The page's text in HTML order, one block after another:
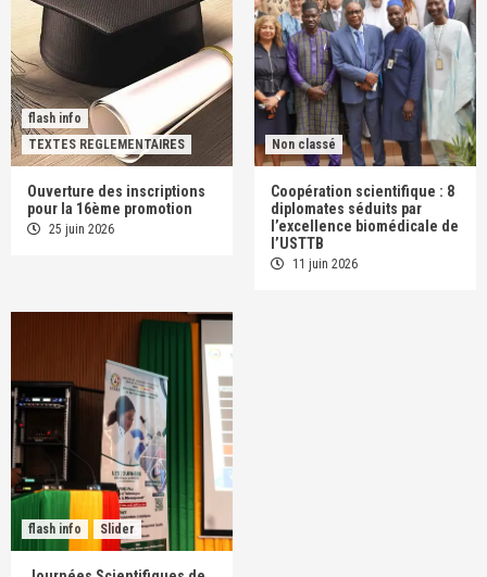
flash info
TEXTES REGLEMENTAIRES
Ouverture des inscriptions
pour la 16ème promotion
25 juin 2026
Non classé
Coopération scientifique : 8
diplomates séduits par
l’excellence biomédicale de
l’USTTB
11 juin 2026
flash info Slider